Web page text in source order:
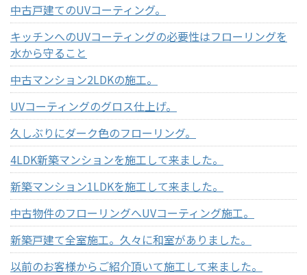
中古戸建てのUVコーティング。
キッチンへのUVコーティングの必要性はフローリングを
水から守ること
中古マンション2LDKの施工。
UVコーティングのグロス仕上げ。
久しぶりにダーク色のフローリング。
4LDK新築マンションを施工して来ました。
新築マンション1LDKを施工して来ました。
中古物件のフローリングへUVコーティング施工。
新築戸建て全室施工。久々に和室がありました。
以前のお客様からご紹介頂いて施工して来ました。